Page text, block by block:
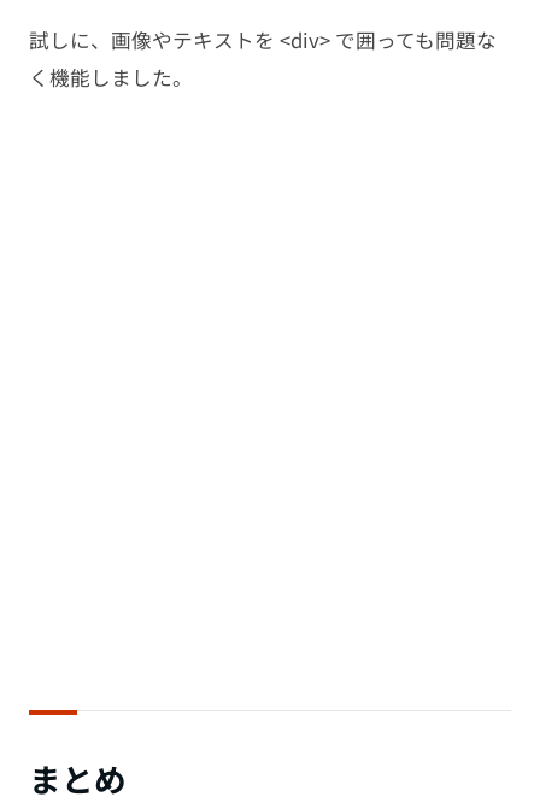
試しに、画像やテキストを <div> で囲っても問題な
く機能しました。
まとめ